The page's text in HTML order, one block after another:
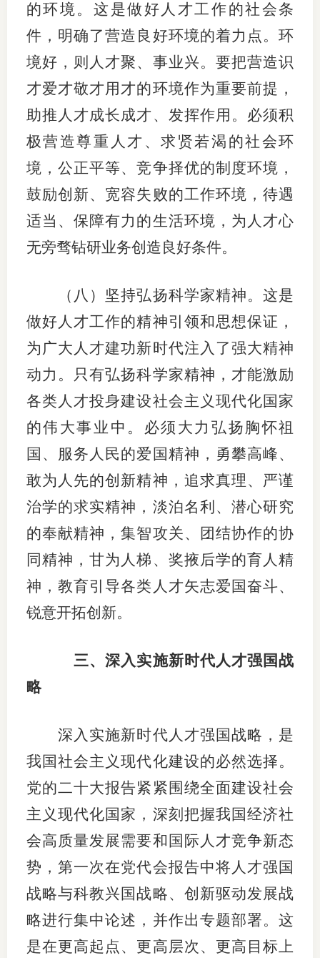
的环境。这是做好人才工作的社会条
件，明确了营造良好环境的着力点。环
境好，则人才聚、事业兴。要把营造识
才爱才敬才用才的环境作为重要前提，
助推人才成长成才、发挥作用。必须积
极营造尊重人才、求贤若渴的社会环
境，公正平等、竞争择优的制度环境，
鼓励创新、宽容失败的工作环境，待遇
适当、保障有力的生活环境，为人才心
无旁骛钻研业务创造良好条件。
（八）坚持弘扬科学家精神。这是
做好人才工作的精神引领和思想保证，
为广大人才建功新时代注入了强大精神
动力。只有弘扬科学家精神，才能激励
各类人才投身建设社会主义现代化国家
的伟大事业中。必须大力弘扬胸怀祖
国、服务人民的爱国精神，勇攀高峰、
敢为人先的创新精神，追求真理、严谨
治学的求实精神，淡泊名利、潜心研究
的奉献精神，集智攻关、团结协作的协
同精神，甘为人梯、奖掖后学的育人精
神，教育引导各类人才矢志爱国奋斗、
锐意开拓创新。
三、深入实施新时代人才强国战
略
深入实施新时代人才强国战略，是
我国社会主义现代化建设的必然选择。
党的二十大报告紧紧围绕全面建设社会
主义现代化国家，深刻把握我国经济社
会高质量发展需要和国际人才竞争新态
势，第一次在党代会报告中将人才强国
战略与科教兴国战略、创新驱动发展战
略进行集中论述，并作出专题部署。这
是在更高起点、更高层次、更高目标上